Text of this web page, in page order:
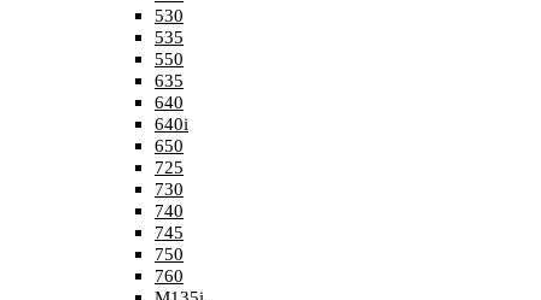
530
535
550
635
640
640i
650
725
730
740
745
750
760